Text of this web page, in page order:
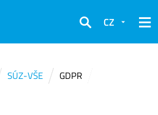
Hledat
CZ
SÚZ-VŠE GDPR